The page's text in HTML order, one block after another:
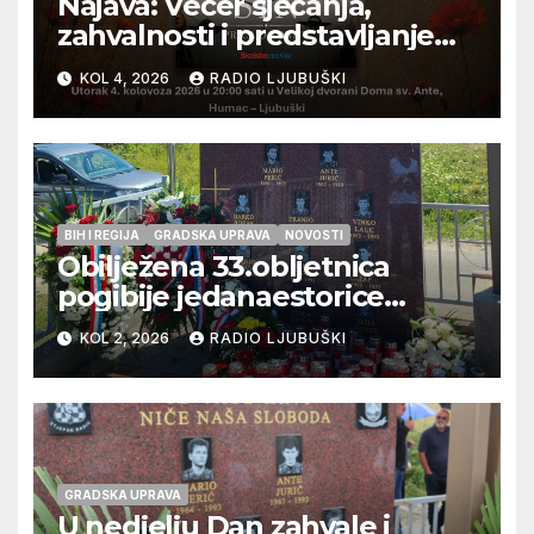
zahvalnosti i predstavljanje
knjige ‘Sin – Priča o Toniju’
KOL 4, 2026 RADIO LJUBUŠKI
BIH I REGIJA GRADSKA UPRAVA NOVOSTI
Obilježena 33.obljetnica
pogibije jedanaestorice
ljubuških branitelja
KOL 2, 2026 RADIO LJUBUŠKI
GRADSKA UPRAVA
U nedjelju Dan zahvale i